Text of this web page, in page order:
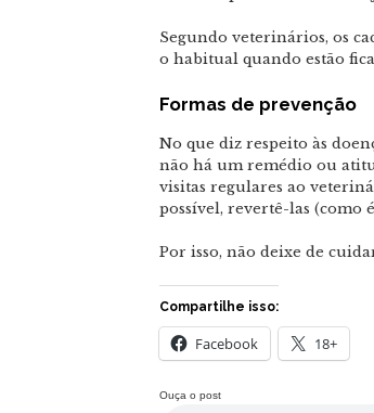
Segundo veterinários, os
o habitual quando estão
Formas de prevenção
No que diz respeito às
não há um remédio ou
visitas regulares ao
possível, revertê-las (como
Por isso, não deixe de
Compartilhe isso:
Facebook 18+
Ouça o post